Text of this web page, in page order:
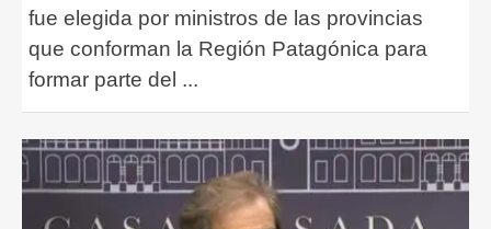
fue elegida por ministros de las provincias
que conforman la Región Patagónica para
formar parte del ...